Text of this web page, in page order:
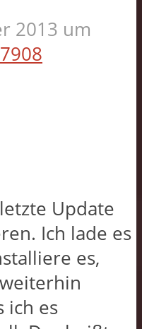
2013 um
Update
Ich lade es
es,
ich es